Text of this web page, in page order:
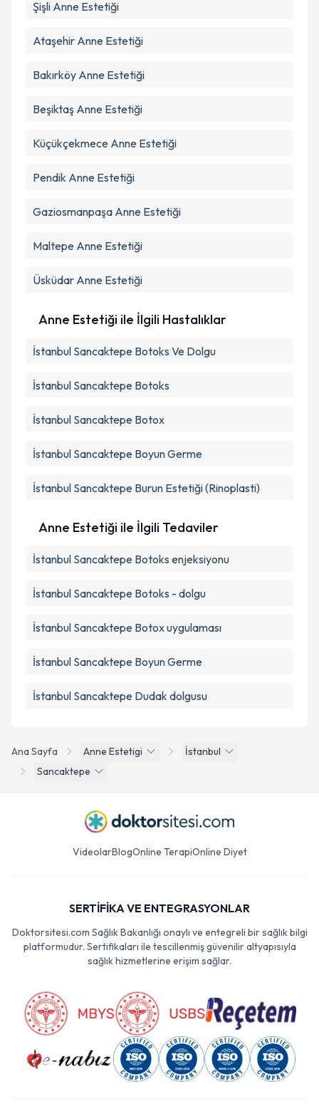
Ana Sayfa Anne Estetigi
İstanbul
Sancaktepe
Şişli Anne Estetiği
Ataşehir Anne Estetiği
Bakırköy Anne Estetiği
Beşiktaş Anne Estetiği
Küçükçekmece Anne Estetiği
Pendik Anne Estetiği
Gaziosmanpaşa Anne Estetiği
Maltepe Anne Estetiği
Üsküdar Anne Estetiği
Anne Estetiği ile İlgili Hastalıklar
İstanbul Sancaktepe Botoks Ve Dolgu
İstanbul Sancaktepe Botoks
İstanbul Sancaktepe Botox
İstanbul Sancaktepe Boyun Germe
İstanbul Sancaktepe Burun Estetiği (Rinoplasti)
Anne Estetiği ile İlgili Tedaviler
İstanbul Sancaktepe Botoks enjeksiyonu
İstanbul Sancaktepe Botoks - dolgu
İstanbul Sancaktepe Botox uygulaması
İstanbul Sancaktepe Boyun Germe
İstanbul Sancaktepe Dudak dolgusu
VideolarBlogOnline TerapiOnline Diyet
SERTİFİKA VE ENTEGRASYONLAR
Doktorsitesi.com Sağlık Bakanlığı onaylı ve entegreli bir sağlık bilgi
platformudur. Sertifikaları ile tescillenmiş güvenilir altyapısıyla
sağlık hizmetlerine erişim sağlar.